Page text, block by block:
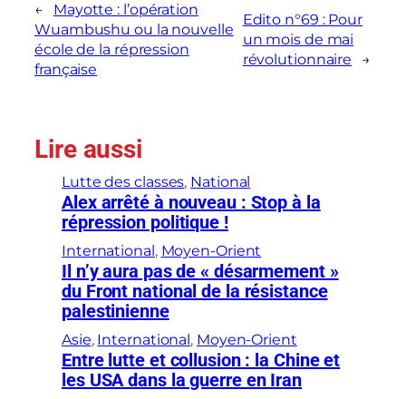
←
Mayotte : l’opération
Wuambushu ou la nouvelle
école de la répression
française
Edito n°69 : Pour
un mois de mai
révolutionnaire
→
Lire aussi
Lutte des classes, National
Alex arrêté à nouveau : Stop à la
répression politique !
International , Moyen-Orient
Il n’y aura pas de « désarmement »
du Front national de la résistance
palestinienne
Asie, International , Moyen-Orient
Entre lutte et collusion : la Chine et
les USA dans la guerre en Iran